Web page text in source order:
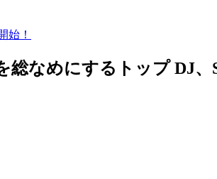
始！
総なめにするトップ DJ